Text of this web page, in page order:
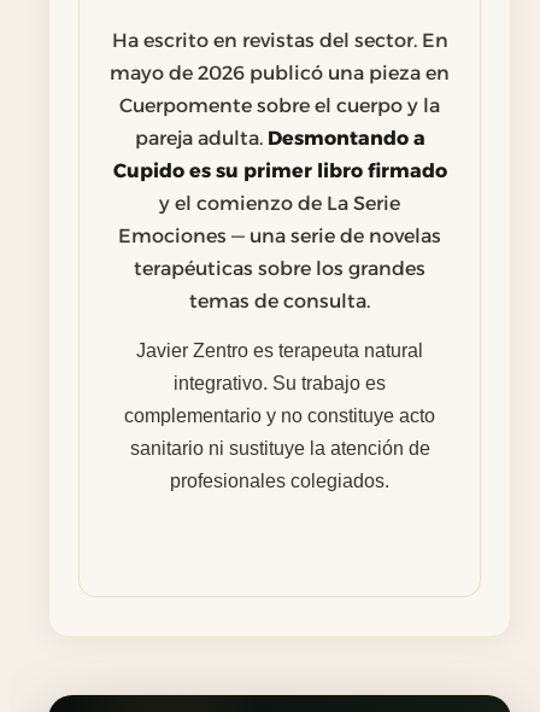
Ha escrito en revistas del sector. En
mayo de 2026 publicó una pieza en
Cuerpomente sobre el cuerpo y la
pareja adulta. Desmontando a
Cupido es su primer libro firmado
y el comienzo de La Serie
Emociones — una serie de novelas
terapéuticas sobre los grandes
temas de consulta.
Javier Zentro es terapeuta natural
integrativo. Su trabajo es
complementario y no constituye acto
sanitario ni sustituye la atención de
profesionales colegiados.